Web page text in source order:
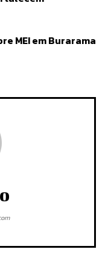
MEI em Burarama